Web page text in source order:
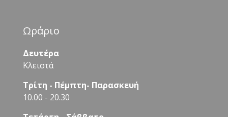
Ωράριο
Δευτέρα
Κλειστά
Τρίτη - Πέμπτη- Παρασκευή
10.00 - 20.30